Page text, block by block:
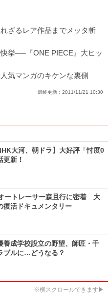
ざるレア作品までメッタ斬
挙──『ONE PIECE』大ヒッ
気マンガのキケンな裏側
最終更新： 2011/11/21 10:30
大河、朝ドラ】大好評「忖度0
更新！
ートレーサー森且行に密着 大
復活ドキュメンタリー
養成学校設立の野望、師匠・千
ブルに…どうなる？
※横スクロールできます▶